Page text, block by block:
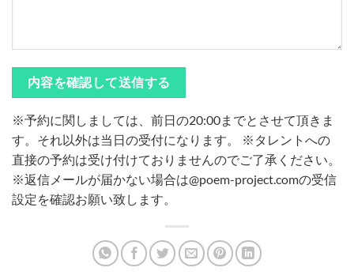
※予約に関しましては、前日の20:00までとさせて頂きま
す。それ以外は当日の受付になります。
※タレントへの
直接の予約は受け付けておりませんのでご了承ください。
※返信メールが届かない場合は@poem-project.comの受信
設定を確認お願い致します。